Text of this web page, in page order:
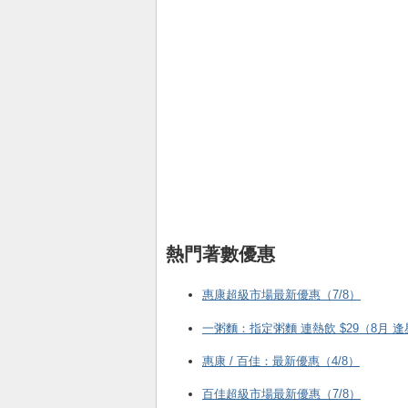
熱門著數優惠
惠康超級市場最新優惠（7/8）
一粥麵：指定粥麵 連熱飲 $29（8月 逢
惠康 / 百佳：最新優惠（4/8）
百佳超級市場最新優惠（7/8）